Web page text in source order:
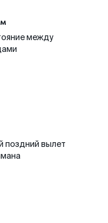
между
поздний вылет